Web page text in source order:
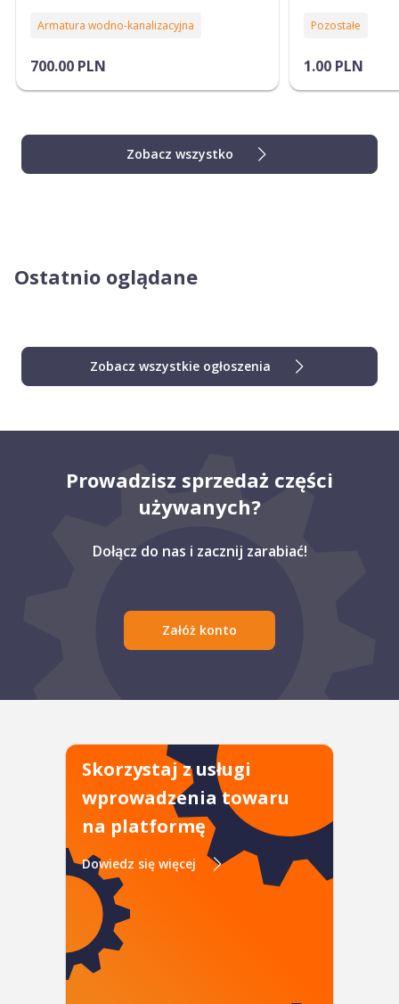
Armatura wodno-kanalizacyjna
700.00 PLN
Pozostałe
1.00 PLN
Zobacz wszystko
Ostatnio oglądane
Zobacz wszystkie ogłoszenia
Prowadzisz sprzedaż części
używanych?
Dołącz do nas i zacznij zarabiać!
Załóż konto
Skorzystaj z usługi
wprowadzenia towaru
na platformę
Dowiedz się więcej